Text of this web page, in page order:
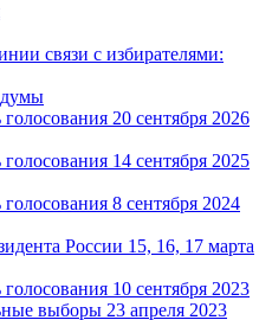
связи с избирателями:
20 сентября 2026
14 сентября 2025
8 сентября 2024
России 15, 16, 17 марта
10 сентября 2023
выборы 23 апреля 2023